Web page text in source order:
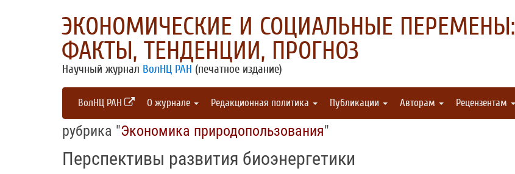
ЭКОНОМИЧЕСКИЕ И СОЦИАЛЬНЫЕ ПЕРЕМЕНЫ:
ФАКТЫ, ТЕНДЕНЦИИ, ПРОГНОЗ
Научный журнал ВолНЦ РАН (печатное издание)
ВолНЦ РАН О журнале Редакционная политика Публикации Авторам Рецензентам
рубрика "Экономика природопользования"
Перспективы развития биоэнергетики